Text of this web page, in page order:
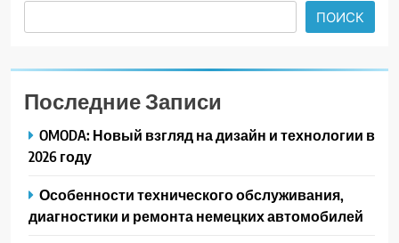
ПОИСК
Последние Записи
OMODA: Новый взгляд на дизайн и технологии в
2026 году
Особенности технического обслуживания,
диагностики и ремонта немецких автомобилей